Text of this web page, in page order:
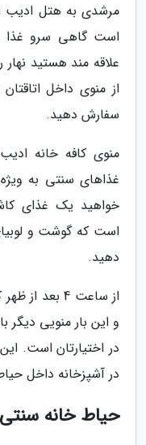
مرشدی به هتل
است گاهی سرو غذا را
علاقه مند هستید
از منوی داخل
سفارش دهید.
منوی کافه خانه
غذاهای سنتی به
خواهید یک غذای
است که گوشت و
دهید.
از ساعت 4
و این بار منویی
در اختیارتان است.
در آشپزخانه داخل
حیاط خانه